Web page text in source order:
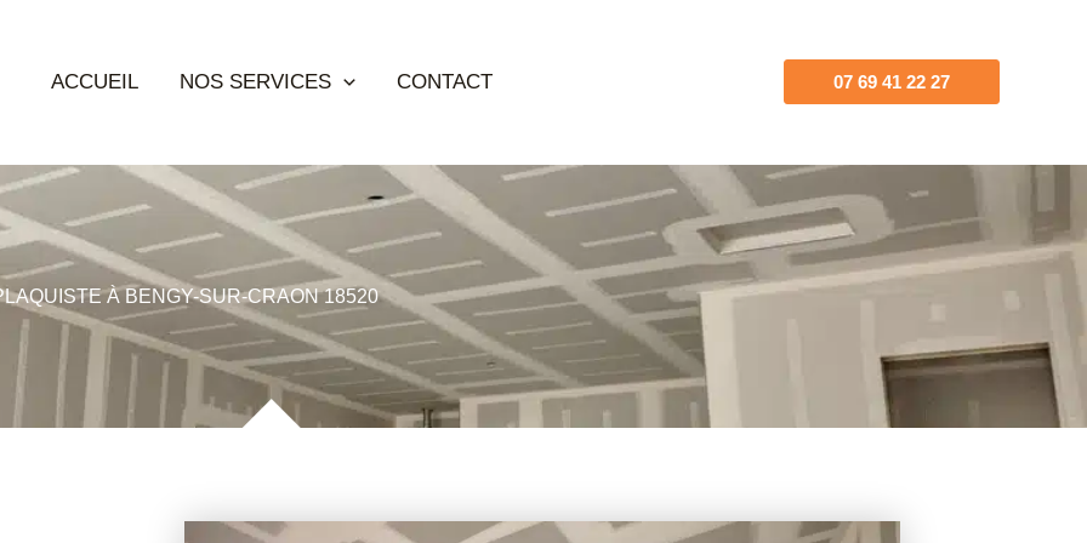
ACCUEIL NOS SERVICES CONTACT 07 69 41 22 27
À BENGY-SUR-CRAON 18520